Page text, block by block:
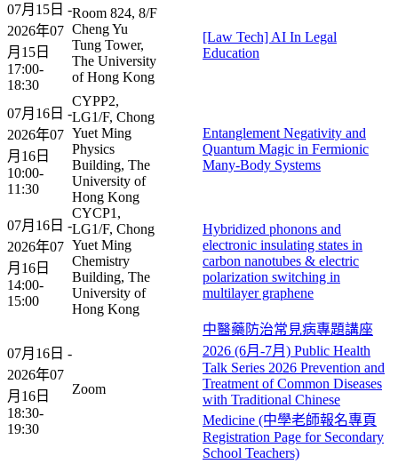
07月15日 -
2026年07
月15日
17:00-
18:30
Room 824, 8/F
Cheng Yu
Tung Tower,
The University
of Hong Kong
[Law Tech] AI In Legal
Education
07月16日 -
2026年07
月16日
10:00-
11:30
CYPP2,
LG1/F, Chong
Yuet Ming
Physics
Building, The
University of
Hong Kong
Entanglement Negativity and
Quantum Magic in Fermionic
Many-Body Systems
07月16日 -
2026年07
月16日
14:00-
15:00
CYCP1,
LG1/F, Chong
Yuet Ming
Chemistry
Building, The
University of
Hong Kong
Hybridized phonons and
electronic insulating states in
carbon nanotubes & electric
polarization switching in
multilayer graphene
07月16日 -
2026年07
月16日
18:30-
19:30
Zoom
中醫藥防治常見病專題講座
2026 (6月-7月) Public Health
Talk Series 2026 Prevention and
Treatment of Common Diseases
with Traditional Chinese
Medicine (中學老師報名專頁
Registration Page for Secondary
School Teachers)